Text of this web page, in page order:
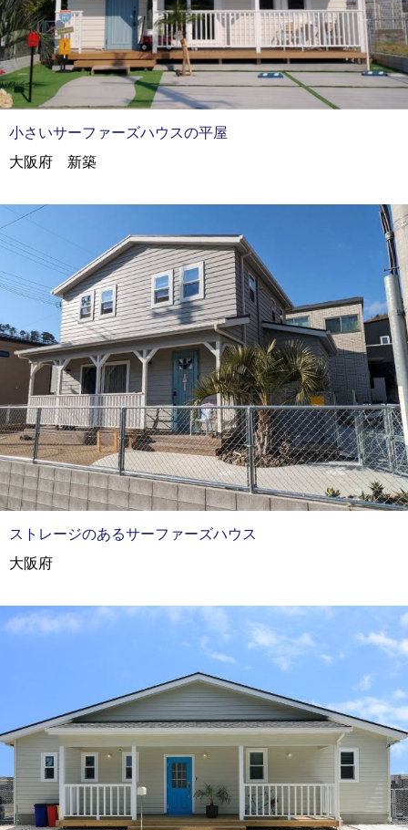
小さいサーファーズハウスの平屋
大阪府 新築
ストレージのあるサーファーズハウス
大阪府